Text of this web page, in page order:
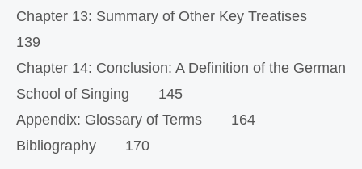
Chapter 13: Summary of Other Key Treatises
139
Chapter 14: Conclusion: A Definition of the German
School of Singing 145
Appendix: Glossary of Terms 164
Bibliography 170